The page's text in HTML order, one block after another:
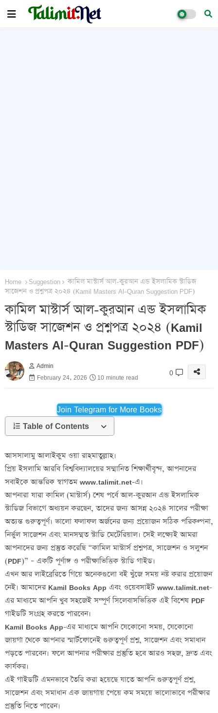
Home Suggestion
কামিল মাস্টার্স আল-কুরআন এন্ড ইসলামিক স্টাডিজ
সাজেশন ও প্রশ্নপত্র ২০২৪ (Kamil Masters Al-Quran Suggestion PDF)
কামিল মাস্টার্স আল-কুরআন এন্ড ইসলামিক
স্টাডিজ সাজেশন ও প্রশ্নপত্র ২০২৪ (Kamil
Masters Al-Quran Suggestion PDF)
Admin
February 24, 2026
10 minute read 0
Join Telegram for More Books
Table of Contents
আসসালামু আলাইকুম ওয়া রাহমাতুল্লাহ।
প্রিয় ইসলামি আরবি বিশ্ববিদ্যালয়ের সম্মানিত শিক্ষার্থীবৃন্দ, আপনাদের
সবাইকে আন্তরিক স্বাগতমwww.talimit.net-এ।
আপনারা যারাকামিল (মাস্টার্স) শেষ পর্বে আল-কুরআন এন্ড ইসলামিক
স্টাডিজ বিভাগেঅধ্যয়ন করছেন, তাদের জন্য আসন্ন ২০২৪ সালের পরীক্ষা
অত্যন্ত গুরুত্বপূর্ণ। ভালো ফলাফল অর্জনের জন্য প্রয়োজন সঠিক পরিকল্পনা,
নির্ভুল সাজেশন এবং মানসম্মত স্টাডি মেটেরিয়াল। সেই লক্ষ্যেই আমরা
আপনাদের জন্য প্রস্তুত করেছি “কামিল মাস্টার্স প্রশ্নপত্র, সাজেশন ও সলুশন
(PDF)” – একটি পূর্ণাঙ্গ ও পরীক্ষাভিত্তিক স্টাডি গাইড।
এখন আর লাইব্রেরিতে গিয়ে অনেকগুলো বই খুঁজে সময় নষ্ট করার প্রয়োজন
নেই। আমাদের Kamil Books App এবং ওয়েবসাইটwww.talimit.net-
এর মাধ্যমে আপনি খুব সহজেই সম্পূর্ণ সিলেবাসভিত্তিক এই বিশেষ PDF
গাইডটিসংগ্রহ করতে পারবেন।
Kamil Books App-এর মাধ্যমে আপনি যেকোনো সময়, যেকোনো
জায়গা থেকে আপনার স্মার্টফোনেই গুরুত্বপূর্ণ প্রশ্ন, সাজেশন এবং সমাধান
পড়তে পারবেন। ফলে আপনার পরীক্ষার প্রস্তুতি হবে আরও সহজ, দ্রুত এবং
কার্যকর।
এই গাইডটি এমনভাবে তৈরি করা হয়েছে যাতে আপনিগুরুত্বপূর্ণ প্রশ্ন,
সাজেশন এবং সমাধানএক জায়গায় পেয়ে কম সময়ে ভালোভাবে পরীক্ষার
প্রস্তুতি নিতে পারেন।